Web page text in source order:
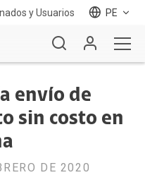
y Usuarios PE
envío de
sin costo en
DE 2020